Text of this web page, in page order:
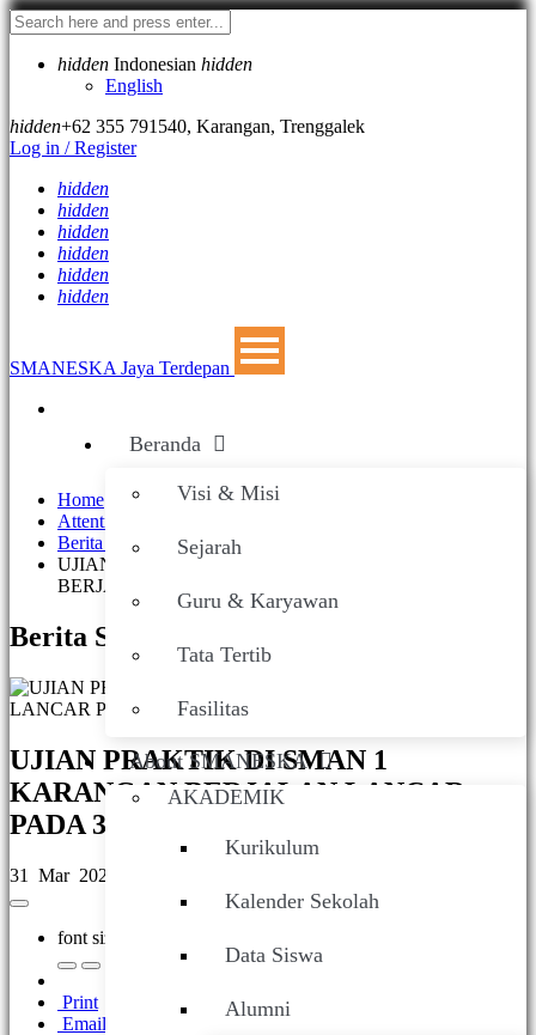
hidden Indonesian hidden
English
hidden+62 355 791540, Karangan, Trenggalek
Log in / Register
hidden
hidden
hidden
hidden
hidden
hidden
SMANESKA Jaya Terdepan
Beranda
Visi & Misi
Sejarah
Guru & Karyawan
Tata Tertib
Fasilitas
About SMANESKA
AKADEMIK
Kurikulum
Kalender Sekolah
Data Siswa
Alumni
Home
Attentions Page
Berita Sekolah
UJIAN PRAKTIK DI SMAN 1 KARANGAN
BERJALAN LANCAR PADA 31 MARET 2026
Berita Sekolah
UJIAN PRAKTIK DI SMAN 1
KARANGAN BERJALAN LANCAR
PADA 31 MARET 2026
31 Mar 2026
font size
Print
Email